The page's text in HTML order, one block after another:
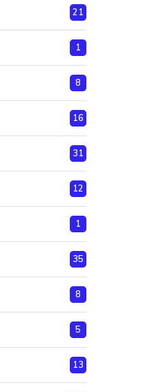
21
1
8
16
31
12
1
35
8
5
13